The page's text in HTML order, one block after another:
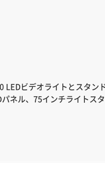
LEDビデオライトとスタン
ネル、75インチライトス